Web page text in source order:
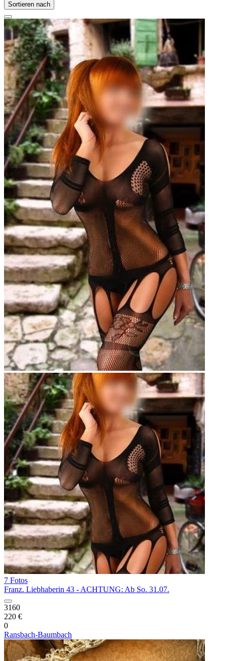
Sortieren nach
7 Fotos
Franz. Liebhaberin 43 - ACHTUNG: Ab So. 31.07.
3160
220 €
0
Ransbach-Baumbach